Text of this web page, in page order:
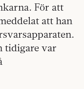
För att
att han
tidigare var